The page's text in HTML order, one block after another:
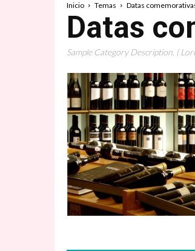
Inicio Temas Datas
Datas
Sample Category Description. (